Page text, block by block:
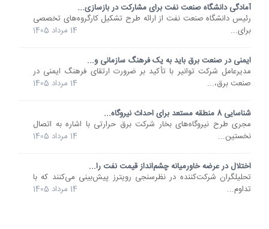
آمادگی دانشگاه صنعت نفت برای مشارکت در بازسازی...
رئیس دانشگاه صنعت نفت از ارائه طرح تشکیل کارگروه‌های تخصصی
برای...
14 مرداد 1405
ایمنی در صنعت برق باید به یک فرهنگ سازمانی و...
مدیرعامل شرکت توانیر با تأکید بر ضرورت ارتقای فرهنگ ایمنی در
صنعت برق،...
14 مرداد 1405
شناسایی 8 منطقه مستعد برای احداث نیروگاه...
مجری طرح نیروگاه‌های بخار شرکت برق حرارتی با اشاره به اتصال
نخستین...
14 مرداد 1405
اختلال در عرضه خاورمیانه چشم‌انداز قیمت نفت را...
تحلیلگران شرکت‌کننده در نظرسنجی رویترز پیش‌بینی می‌کنند که با
تداوم...
14 مرداد 1405